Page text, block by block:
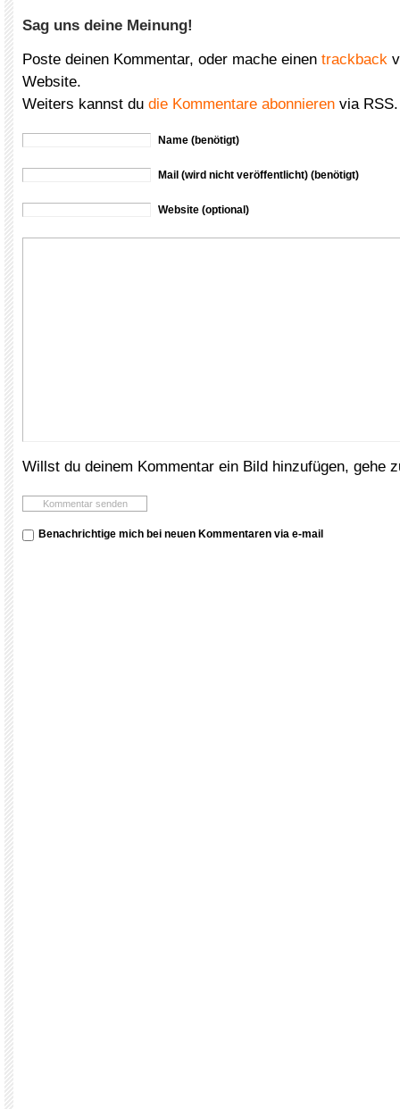
Sag uns deine Meinung!
Poste deinen Kommentar, oder mache einen trackback
Website.
Weiters kannst du die Kommentare abonnieren via RSS.
Name (benötigt)
Mail (wird nicht veröffentlicht) (benötigt)
Website (optional)
Willst du deinem Kommentar ein Bild hinzufügen, gehe
Benachrichtige mich bei neuen Kommentaren via e-mail